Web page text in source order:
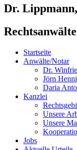
Dr.
Startseite
Anwälte/Notar
Dr.
Jörn
Daria
Kanzlei
Unsere
Unsere
Jobs